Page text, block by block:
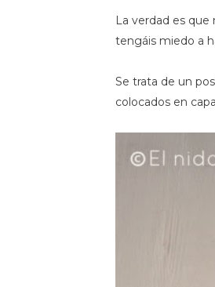
La verdad es
tengáis miedo a
Se trata de un
colocados en